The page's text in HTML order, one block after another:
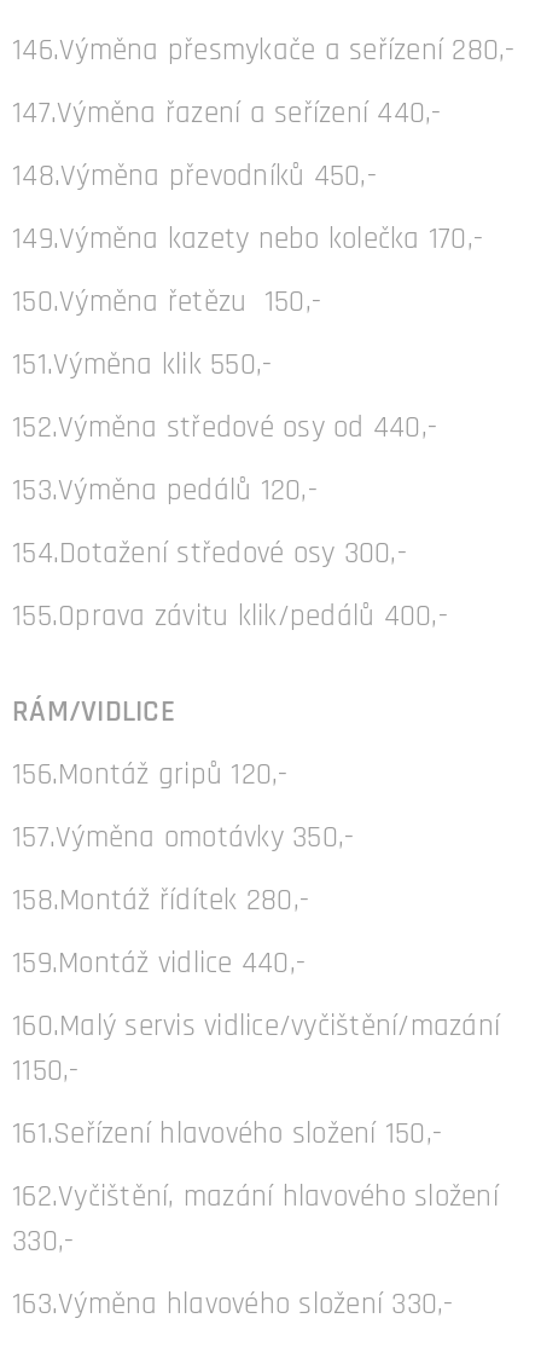
146.Výměna přesmykače a seřízení 280,-
147.Výměna řazení a seřízení 440,-
148.Výměna převodníků 450,-
149.Výměna kazety nebo kolečka 170,-
150.Výměna řetězu 150,-
151.Výměna klik 550,-
152.Výměna středové osy od 440,-
153.Výměna pedálů 120,-
154.Dotažení středové osy 300,-
155.Oprava závitu klik/pedálů 400,-
RÁM/VIDLICE
156.Montáž gripů 120,-
157.Výměna omotávky 350,-
158.Montáž řídítek 280,-
159.Montáž vidlice 440,-
160.Malý servis vidlice/vyčištění/mazání
1150,-
161.Seřízení hlavového složení 150,-
162.Vyčištění, mazání hlavového složení
330,-
163.Výměna hlavového složení 330,-